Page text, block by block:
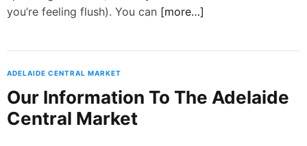
you’re feeling flush). You can [more…]
ADELAIDE CENTRAL MARKET
Our Information To The Adelaide
Central Market